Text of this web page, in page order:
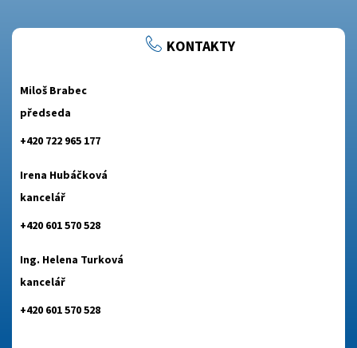
KONTAKTY
Miloš Brabec
předseda
+420 722 965 177
Irena Hubáčková
kancelář
+420 601 570 528
Ing. Helena Turková
kancelář
+420 601 570 528